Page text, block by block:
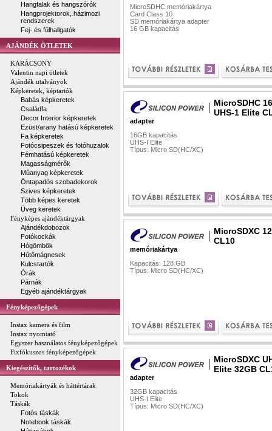
Hangfalak és hangszórók
Hangprojektorok, házimozi
rendszerek
Fej- és fülhallgatók
AJÁNDÉK ÖTLETEK
KARÁCSONY
Valentin napi ötletek
Ajándék utalványok
Képkeretek, képtartók
Babás képkeretek
Családfa
Decor Interior képkeretek
Ezüst/arany hatású képkeretek
Fa képkeretek
Fotócsipeszek és fotóhuzalok
Fémhatású képkeretek
Magasságmérők
Műanyag képkeretek
Öntapadós szobadekorok
Szives képkeretek
Több képes keretek
Üveg keretek
Fényképes ajándéktárgyak
Ajándékdobozok
Fotókockák
Hógömbök
Hűtőmágnesek
Kulcstartók
Órák
Párnák
Egyéb ajándéktárgyak
Fényképezőgépek
Instax kamera és film
Instax nyomtató
Egyszer használatos fényképezőgépek
Fixfókuszos fényképezőgépek
Kiegészítők, tartozékok
Memóriakártyák és háttértárak
Tokok
Táskák
Fotós táskák
Notebook táskák
MicroSDHC memóriakártya
Card Class 10
SD memóriakártya adapter
16 GB kapacitás
MicroSDHC
UHS-1 Elite
adapter
16GB kapacitás
UHS-I Elite
Típus: Micro SD(HC/XC)
MicroSDXC
CL10
memóriakártya
Kapacitás: 128 GB
Típus: Micro SD(HC/XC)
MicroSDXC
Elite 32GB
adapter
32GB kapacitás
UHS-I Elite
Típus: Micro SD(HC/XC)